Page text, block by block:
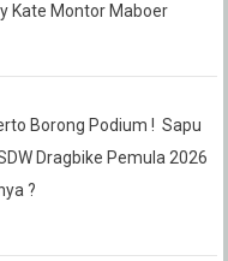
Kate Montor Maboer
Borong Podium ! Sapu
Dragbike Pemula 2026
?